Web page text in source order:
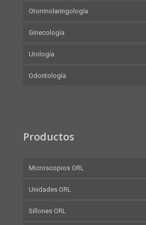
Otorrinolaringología
Ginecología
Urología
Odontología
Productos
Microscopios ORL
Unidades ORL
Sillones ORL